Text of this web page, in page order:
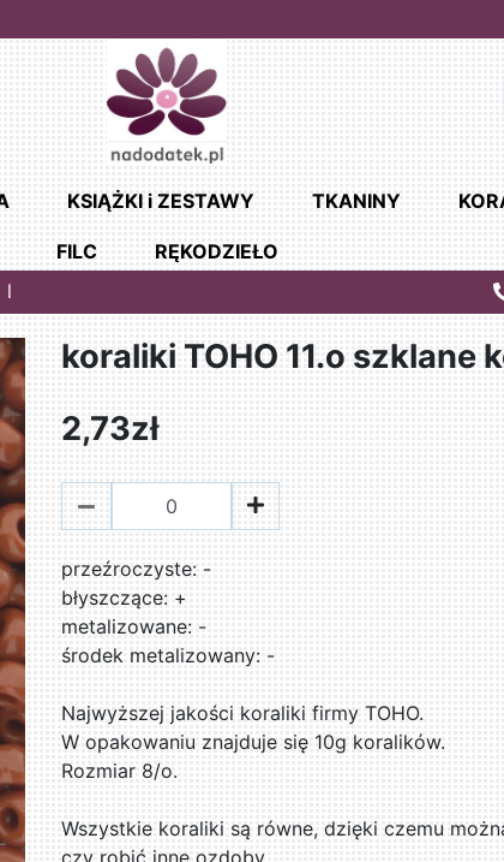
KSIĄŻKI i ZESTAWY TKANINY
FILC
RĘKODZIEŁO
l
koraliki TOHO 11.o szklane
2,73zł
przeźroczyste: -
błyszczące: +
metalizowane: -
środek metalizowany: -
Najwyższej jakości koraliki firmy TOHO.
W opakowaniu znajduje się 10g koralików.
Rozmiar 8/o.
Wszystkie koraliki są równe, dzięki czemu